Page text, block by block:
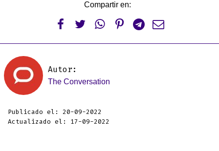
Compartir en:
     
Autor:
The Conversation
Publicado el: 20-09-2022
Actualizado el: 17-09-2022